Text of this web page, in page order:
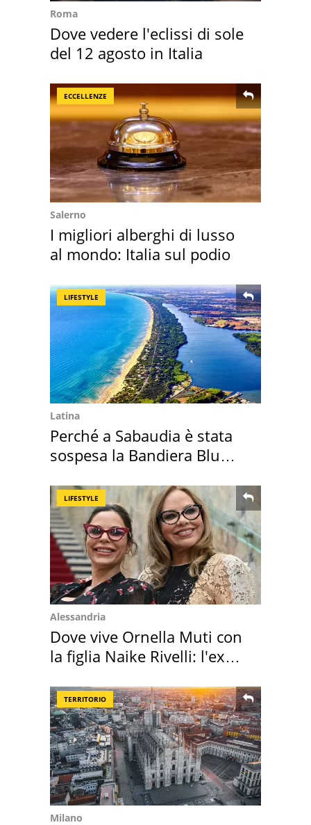
Roma
Dove vedere l'eclissi di sole
del 12 agosto in Italia
ECCELLENZE
Salerno
I migliori alberghi di lusso
al mondo: Italia sul podio
LIFESTYLE
Latina
Perché a Sabaudia è stata
sospesa la Bandiera Blu
LIFESTYLE
Alessandria
Dove vive Ornella Muti con
la figlia Naike Rivelli: l'ex
TERRITORIO
Milano